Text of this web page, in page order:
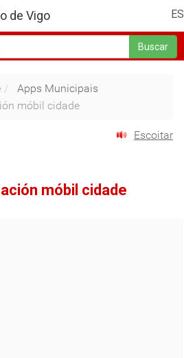
ES
de Vigo
Buscar
Apps Municipais
móbil cidade
Escoitar
móbil cidade